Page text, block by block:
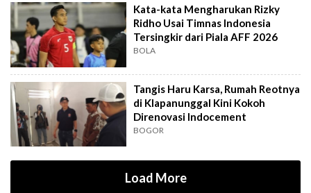
Kata-kata Mengharukan Rizky
Ridho Usai Timnas Indonesia
Tersingkir dari Piala AFF 2026
BOLA
Tangis Haru Karsa, Rumah Reotnya
di Klapanunggal Kini Kokoh
Direnovasi Indocement
BOGOR
Load More